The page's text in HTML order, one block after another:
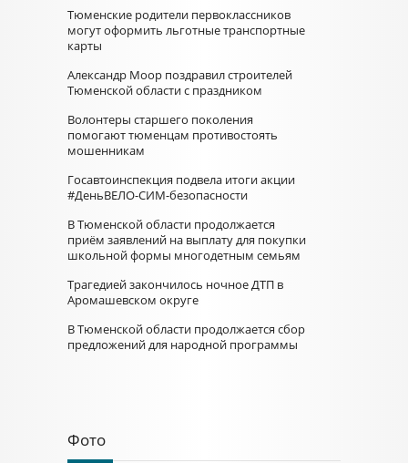
Тюменские родители первоклассников
могут оформить льготные транспортные
карты
Александр Моор поздравил строителей
Тюменской области с праздником
Волонтеры старшего поколения
помогают тюменцам противостоять
мошенникам
Госавтоинспекция подвела итоги акции
#ДеньВЕЛО-СИМ-безопасности
В Тюменской области продолжается
приём заявлений на выплату для покупки
школьной формы многодетным семьям
Трагедией закончилось ночное ДТП в
Аромашевском округе
В Тюменской области продолжается сбор
предложений для народной программы
Фото